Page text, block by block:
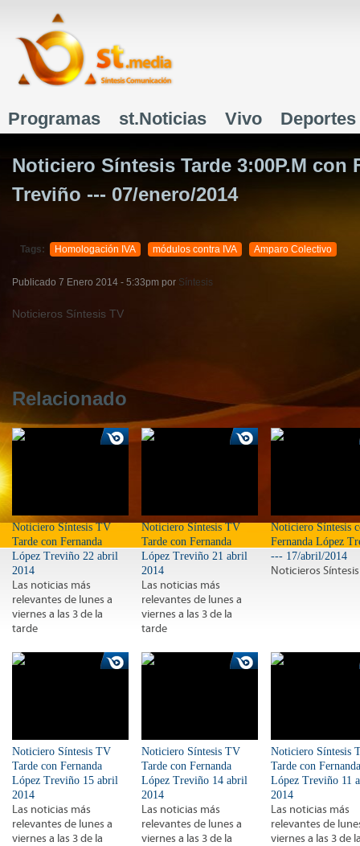
Menú principal
Programas st.Noticias Vivo Deportes
Noticiero Síntesis Tarde 3:00P.M con
Treviño --- 07/enero/2014
Tags: Homologación IVA módulos contra IVA Amparo Colectivo
Publicado 7 Enero 2014 - 5:33pm por Síntesis
Noticieros Síntesis TV
Relacionado
Noticiero Síntesis TV
Tarde con Fernanda
López Treviño 22 abril
2014
Las noticias más
relevantes de lunes a
viernes a las 3 de la
tarde
Noticiero Síntesis TV
Tarde con Fernanda
López Treviño 21 abril
2014
Las noticias más
relevantes de lunes a
viernes a las 3 de la
tarde
Noticiero Síntesis
Fernanda López
--- 17/abril/2014
Noticieros Síntesis
Noticiero Síntesis TV
Tarde con Fernanda
López Treviño 15 abril
2014
Las noticias más
relevantes de lunes a
viernes a las 3 de la
Noticiero Síntesis TV
Tarde con Fernanda
López Treviño 14 abril
2014
Las noticias más
relevantes de lunes a
viernes a las 3 de la
Noticiero Síntesis
Tarde con Fernanda
López Treviño 11
2014
Las noticias más
relevantes de
viernes a las 3 de